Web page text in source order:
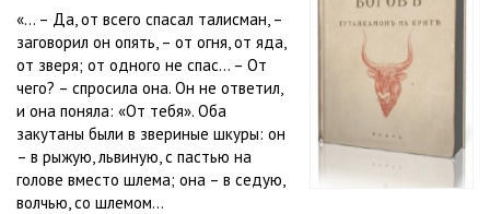
«… – Да, от всего спасал талисман, –
заговорил он опять, – от огня, от яда,
от зверя; от одного не спас… – От
чего? – спросила она. Он не ответил,
и она поняла: «От тебя». Оба
закутаны были в звериные шкуры: он
– в рыжую, львиную, с пастью на
голове вместо шлема; она – в седую,
волчью, со шлемом...